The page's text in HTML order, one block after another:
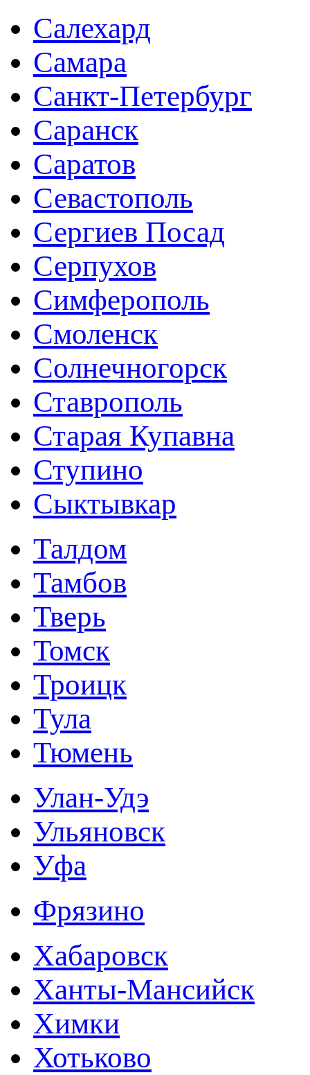
Салехард
Самара
Санкт-Петербург
Саранск
Саратов
Севастополь
Сергиев Посад
Серпухов
Симферополь
Смоленск
Солнечногорск
Ставрополь
Старая Купавна
Ступино
Сыктывкар
Талдом
Тамбов
Тверь
Томск
Троицк
Тула
Тюмень
Улан-Удэ
Ульяновск
Уфа
Фрязино
Хабаровск
Ханты-Мансийск
Химки
Хотьково